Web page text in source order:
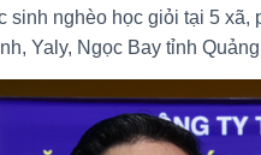
sinh nghèo học giỏi tại 5
Yaly, Ngọc Bay tỉnh